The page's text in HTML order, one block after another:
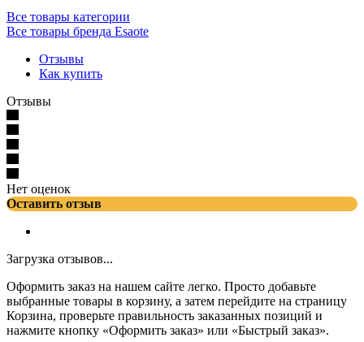
Все товары категории
Все товары бренда Esaote
Отзывы
Как купить
Отзывы
Нет оценок
Оставить отзыв
Загрузка отзывов...
Оформить заказ на нашем сайте легко. Просто добавьте
выбранные товары в корзину, а затем перейдите на страницу
Корзина, проверьте правильность заказанных позиций и
нажмите кнопку «Оформить заказ» или «Быстрый заказ».